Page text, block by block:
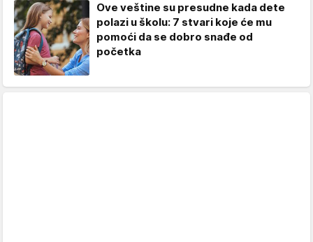
Ove veštine su presudne kada dete
polazi u školu: 7 stvari koje će mu
pomoći da se dobro snađe od
početka